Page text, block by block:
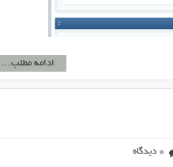
ادامه مطلب...
0 دیدگاه